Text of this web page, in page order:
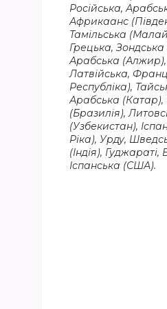
Російська,
Африкаанс
Тамільська
Грецька,
Арабська (Алжир),
Латвійська,
Республіка),
Арабська (Катар),
(Бразилія),
(Узбекистан),
Ріка), Урду,
(Індія),
Іспанська (США).